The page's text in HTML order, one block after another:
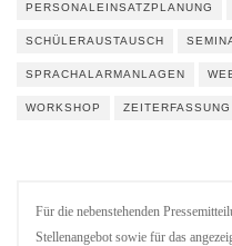
PERSONALEINSATZPLANUNG
SCHÜLERAUSTAUSCH
SPRACHALARMANLAGEN
WORKSHOP ZEITERFASSUNG
Für die nebenstehenden
Stellenangebot sowie für das